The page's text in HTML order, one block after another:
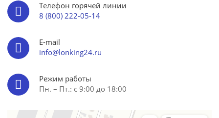
Телефон горячей линии
8 (800) 222-05-14
E-mail
info@lonking24.ru
Режим работы
Пн. – Пт.: с 9:00 до 18:00